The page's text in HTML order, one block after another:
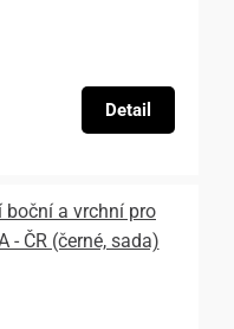
Detail
a vrchní pro
- ČR (černé, sada)